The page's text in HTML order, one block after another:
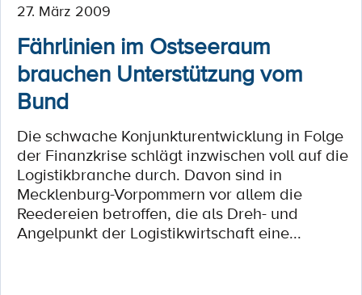
27. März 2009
Fährlinien im Ostseeraum
brauchen Unterstützung vom
Bund
Die schwache Konjunkturentwicklung in Folge
der Finanzkrise schlägt inzwischen voll auf die
Logistikbranche durch. Davon sind in
Mecklenburg-Vorpommern vor allem die
Reedereien betroffen, die als Dreh- und
Angelpunkt der Logistikwirtschaft eine...